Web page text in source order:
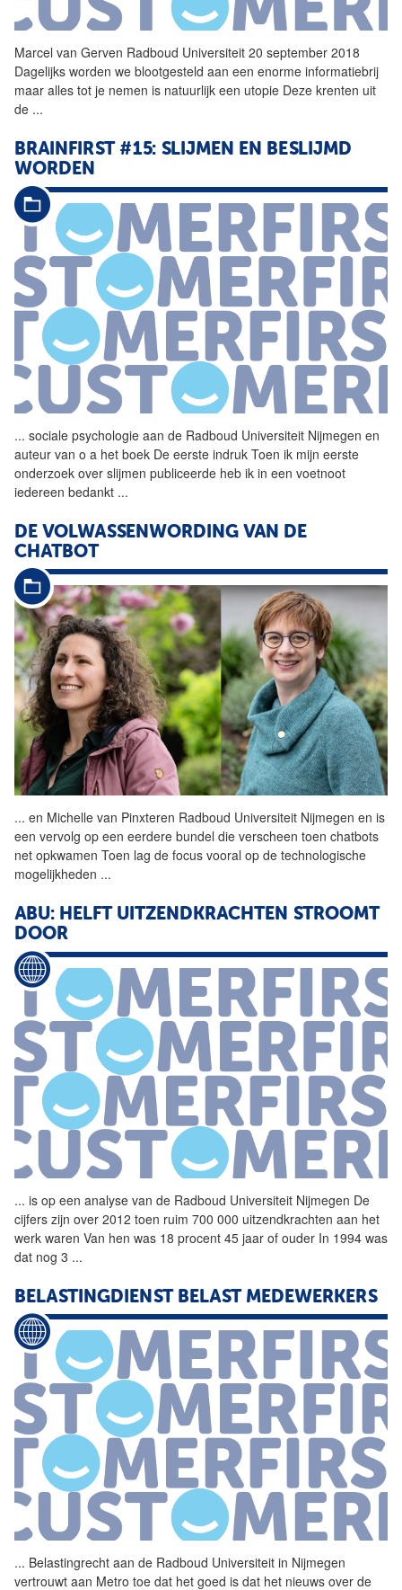
Marcel van Gerven Radboud Universiteit 20 september 2018
Dagelijks worden we blootgesteld aan een enorme informatiebrij
maar alles tot je nemen is natuurlijk een utopie Deze krenten uit
de ...
BRAINFIRST #15: SLIJMEN EN BESLIJMD
WORDEN
... sociale psychologie aan de Radboud Universiteit Nijmegen en
auteur van o a het boek De eerste indruk Toen ik mijn eerste
onderzoek over slijmen publiceerde heb ik in een voetnoot
iedereen bedankt ...
DE VOLWASSENWORDING VAN DE
CHATBOT
... en Michelle van Pinxteren Radboud Universiteit Nijmegen en is
een vervolg op een eerdere bundel die verscheen toen chatbots
net opkwamen Toen lag de focus vooral op de technologische
mogelijkheden ...
ABU: HELFT UITZENDKRACHTEN STROOMT
DOOR
... is op een analyse van de Radboud Universiteit Nijmegen De
cijfers zijn over 2012 toen ruim 700 000 uitzendkrachten aan het
werk waren Van hen was 18 procent 45 jaar of ouder In 1994 was
dat nog 3 ...
BELASTINGDIENST BELAST MEDEWERKERS
... Belastingrecht aan de Radboud Universiteit in Nijmegen
vertrouwt aan Metro toe dat het goed is dat het nieuws over de